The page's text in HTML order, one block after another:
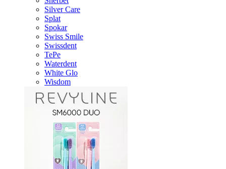
Silver Care
Splat
Spokar
Swiss Smile
Swissdent
TePe
Waterdent
White Glo
Wisdom